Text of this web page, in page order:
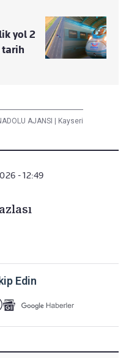
yol 2
tarih
AJANSI Kayseri
- 12:49
Edin